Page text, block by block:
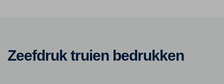
Zeefdruk truien bedrukken